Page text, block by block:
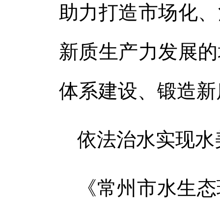
助力打造市场化
新质生产力发展
体系建设、锻造
依法治水实现
《常州市水生